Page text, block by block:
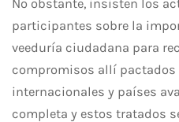
No obstante, insisten los
participantes sobre la
veeduría ciudadana para
compromisos allí pactados
internacionales y países
completa y estos tratados